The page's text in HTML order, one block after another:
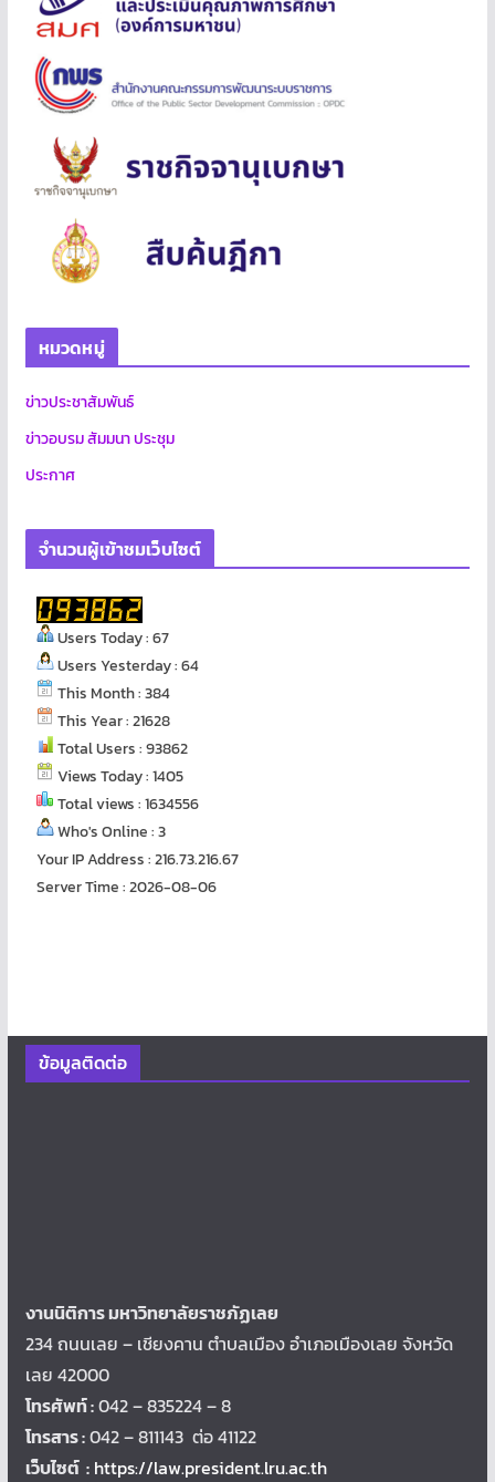
หมวดหมู่
ข่าวประชาสัมพันธ์
ข่าวอบรม สัมมนา ประชุม
ประกาศ
จำนวนผู้เข้าชมเว็บไซต์
Users Today : 67
Users Yesterday : 64
This Month : 384
This Year : 21628
Total Users : 93862
Views Today : 1405
Total views : 1634556
Who's Online : 3
Your IP Address : 216.73.216.67
Server Time : 2026-08-06
ข้อมูลติดต่อ
งานนิติการ มหาวิทยาลัยราชภัฏเลย
234 ถนนเลย – เชียงคาน ตำบลเมือง อำเภอเมืองเลย จังหวัด
เลย 42000
โทรศัพท์ :042 – 835224 – 8
โทรสาร :042 – 811143 ต่อ 41122
เว็บไซต์ : https://law.president.lru.ac.th